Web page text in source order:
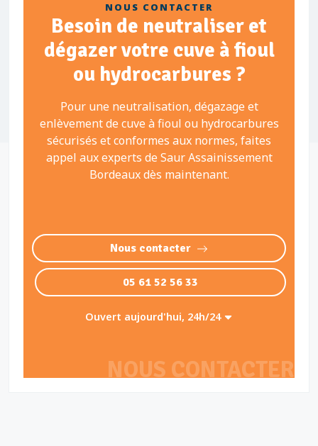
NOUS CONTACTER
NOUS CONTACTER
Besoin de neutraliser et
dégazer votre cuve à fioul
ou hydrocarbures ?
Pour une neutralisation, dégazage et
enlèvement de cuve à fioul ou hydrocarbures
sécurisés et conformes aux normes, faites
appel aux experts de Saur Assainissement
Bordeaux dès maintenant.
Nous contacter
05 61 52 56 33
Ouvert aujourd'hui, 24h/24